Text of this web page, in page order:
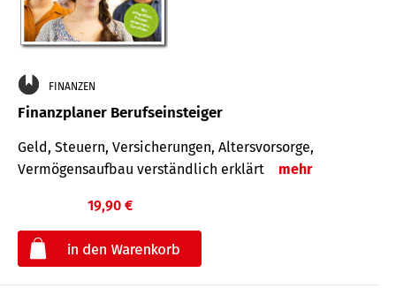
FINANZEN
Finanzplaner Berufseinsteiger
Geld, Steuern, Versicherungen, Altersvorsorge,
Vermögensaufbau verständlich erklärt
mehr
19,90 €